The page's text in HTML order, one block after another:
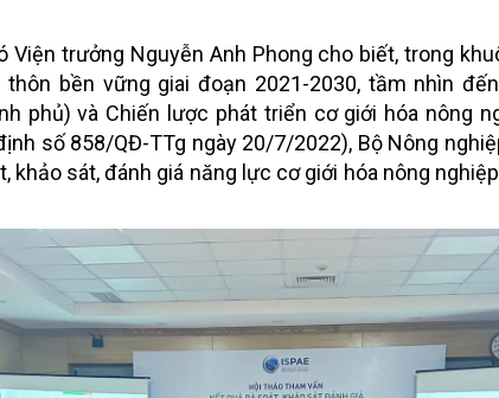
Viện trưởng Nguyễn Anh Phong cho biết, trong
bền vững giai đoạn 2021-2030, tầm nhìn
phủ) và Chiến lược phát triển cơ giới hóa nông
số 858/QĐ-TTg ngày 20/7/2022), Bộ Nông
khảo sát, đánh giá năng lực cơ giới hóa nông